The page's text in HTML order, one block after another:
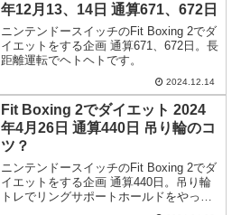
年12月13、14日 通算671、672日
ニンテンドースイッチのFit Boxing 2でダ
イエットをする企画 通算671、672日。長
距離運転でヘトヘトです。
2024.12.14
Fit Boxing 2でダイエット 2024
年4月26日 通算440日 吊り輪のコ
ツ？
ニンテンドースイッチのFit Boxing 2でダ
イエットをする企画 通算440日。吊り輪
トレでリングサポートホールドをやって
いるのですが、手のひらを返した方がし